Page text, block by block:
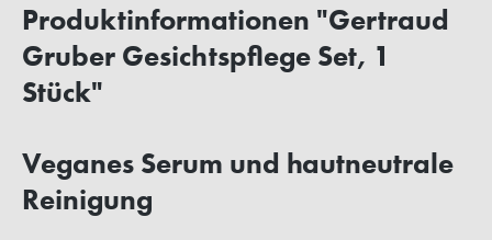
Produktinformationen "Gertraud
Gruber Gesichtspflege Set, 1
Stück"
Veganes Serum und hautneutrale
Reinigung